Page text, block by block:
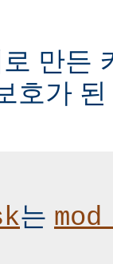
만든
호가
는